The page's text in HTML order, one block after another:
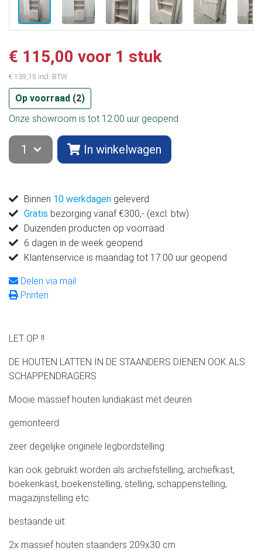
€ 115,00 voor 1 stuk
€ 139,15 incl. BTW
Op voorraad (2)
Onze showroom is tot 12:00 uur geopend
In winkelwagen
Binnen 10 werkdagen geleverd
Gratis bezorging vanaf €300,- (excl. btw)
Duizenden producten op voorraad
6 dagen in de week geopend
Klantenservice is maandag tot 17:00 uur geopend
Delen via mail
Printen
LET OP !!
DE HOUTEN LATTEN IN DE STAANDERS DIENEN OOK ALS
SCHAPPENDRAGERS
Mooie massief houten lundiakast met deuren
gemonteerd
zeer degelijke originele legbordstelling
kan ook gebruikt worden als archiefstelling, archiefkast,
boekenkast, boekenstelling, stelling, schappenstelling,
magazijnstelling etc.
bestaande uit:
2x massief houten staanders 209x30 cm